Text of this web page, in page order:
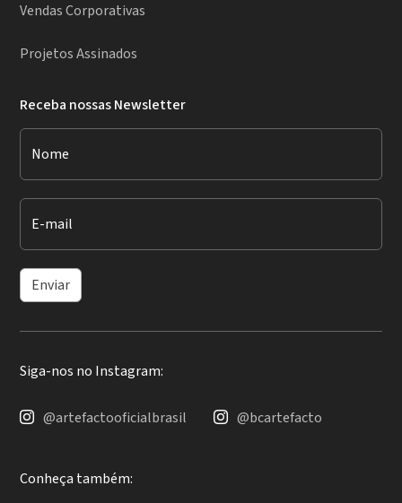
Vendas Corporativas
Projetos Assinados
Receba nossas Newsletter
Nome
E-mail
Enviar
Siga-nos no Instagram:
@artefactooficialbrasil @bcartefacto
Conheça também: